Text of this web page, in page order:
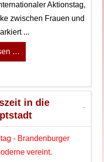
Aktionstag,
zwischen Frauen und
...
…
in die